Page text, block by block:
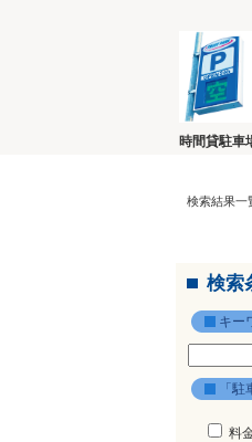
時間貸駐車
検索結果一
検索
キー
「
料